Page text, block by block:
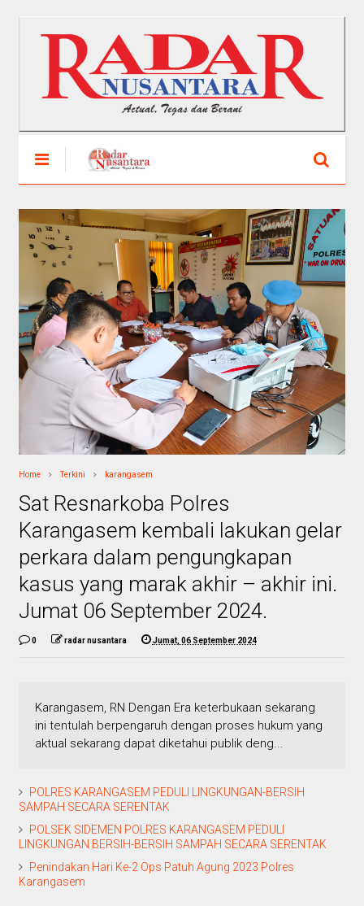
Home Terkini karangasem
Sat Resnarkoba Polres
Karangasem kembali lakukan gelar
perkara dalam pengungkapan
kasus yang marak akhir – akhir ini.
Jumat 06 September 2024.
0 radar nusantara Jumat, 06 September 2024
Karangasem, RN Dengan Era keterbukaan sekarang
ini tentulah berpengaruh dengan proses hukum yang
aktual sekarang dapat diketahui publik deng...
POLRES KARANGASEM PEDULI LINGKUNGAN-BERSIH
SAMPAH SECARA SERENTAK
POLSEK SIDEMEN POLRES KARANGASEM PEDULI
LINGKUNGAN BERSIH-BERSIH SAMPAH SECARA SERENTAK
Penindakan Hari Ke-2 Ops Patuh Agung 2023 Polres
Karangasem